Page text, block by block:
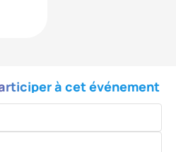
à cet événement